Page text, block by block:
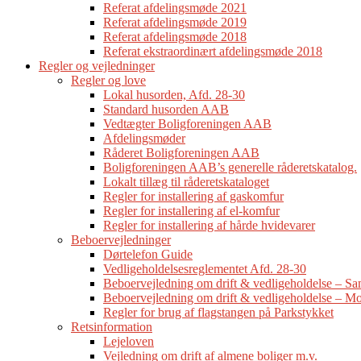
Referat afdelingsmøde 2021
Referat afdelingsmøde 2019
Referat afdelingsmøde 2018
Referat ekstraordinært afdelingsmøde 2018
Regler og vejledninger
Regler og love
Lokal husorden, Afd. 28-30
Standard husorden AAB
Vedtægter Boligforeningen AAB
Afdelingsmøder
Råderet Boligforeningen AAB
Boligforeningen AAB’s generelle råderetskatalog.
Lokalt tillæg til råderetskataloget
Regler for installering af gaskomfur
Regler for installering af el-komfur
Regler for installering af hårde hvidevarer
Beboervejledninger
Dørtelefon Guide
Vedligeholdelsesreglementet Afd. 28-30
Beboervejledning om drift & vedligeholdelse –
Beboervejledning om drift & vedligeholdelse –
Regler for brug af flagstangen på Parkstykket
Retsinformation
Lejeloven
Vejledning om drift af almene boliger m.v.